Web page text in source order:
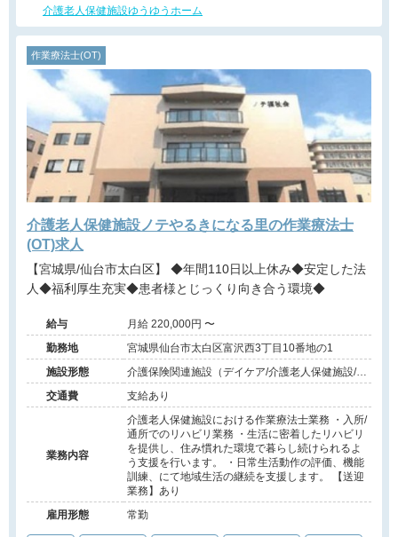
介護老人保健施設ゆうゆうホーム
作業療法士(OT)
介護老人保健施設ノテやるきになる里の作業療法士
(OT)求人
【宮城県/仙台市太白区】 ◆年間110日以上休み◆安定した法
人◆福利厚生充実◆患者様とじっくり向き合う環境◆
給与
月給 220,000円 〜
勤務地
宮城県仙台市太白区富沢西3丁目10番地の1
施設形態
介護保険関連施設（デイケア/介護老人保健施設/訪
問看護・リハ）
交通費 支給あり
業務内容
介護老人保健施設における作業療法士業務 ・入所/
通所でのリハビリ業務 ・生活に密着したリハビリ
を提供し、住み慣れた環境で暮らし続けられるよ
う支援を行います。 ・日常生活動作の評価、機能
訓練、にて地域生活の継続を支援します。 【送迎
業務】あり
雇用形態
常勤